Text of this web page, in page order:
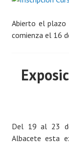
Abierto el plazo
comienza el 16
Del 19 al 23
Albacete esta